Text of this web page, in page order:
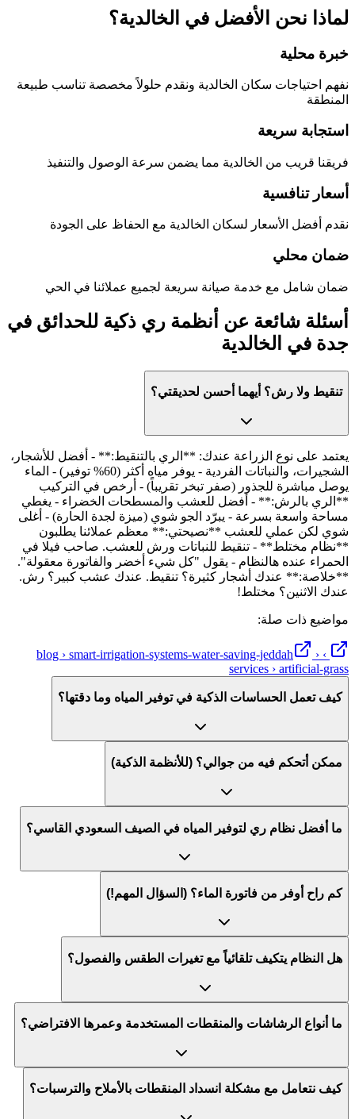
لماذا نحن الأفضل في الخالدية؟
خبرة محلية
نفهم احتياجات سكان الخالدية ونقدم حلولاً مخصصة تناسب طبيعة
المنطقة
استجابة سريعة
فريقنا قريب من الخالدية مما يضمن سرعة الوصول والتنفيذ
أسعار تنافسية
نقدم أفضل الأسعار لسكان الخالدية مع الحفاظ على الجودة
ضمان محلي
ضمان شامل مع خدمة صيانة سريعة لجميع عملائنا في الحي
أسئلة شائعة عن أنظمة ري ذكية للحدائق في
جدة في الخالدية
تنقيط ولا رش؟ أيهما أحسن لحديقتي؟
يعتمد على نوع الزراعة عندك: **الري بالتنقيط:** - أفضل للأشجار،
الشجيرات، والنباتات الفردية - يوفر مياه أكثر (60% توفير) - الماء
يوصل مباشرة للجذور (صفر تبخر تقريباً) - أرخص في التركيب
**الري بالرش:** - أفضل للعشب والمسطحات الخضراء - يغطي
مساحة واسعة بسرعة - يبرّد الجو شوي (ميزة لجدة الحارة) - أغلى
شوي لكن عملي للعشب **نصيحتي:** معظم عملائنا يطلبون
**نظام مختلط** - تنقيط للنباتات ورش للعشب. صاحب فيلا في
الحمراء عنده هالنظام - يقول "كل شيء أخضر والفاتورة معقولة".
**خلاصة:** عندك أشجار كثيرة؟ تنقيط. عندك عشب كبير؟ رش.
عندك الاثنين؟ مختلط!
مواضيع ذات صلة:
› blog › smart-irrigation-systems-water-saving-jeddah
›
services › artificial-grass
كيف تعمل الحساسات الذكية في توفير المياه وما دقتها؟
ممكن أتحكم فيه من جوالي؟ (للأنظمة الذكية)
ما أفضل نظام ري لتوفير المياه في الصيف السعودي القاسي؟
كم راح أوفر من فاتورة الماء؟ (السؤال المهم!)
هل النظام يتكيف تلقائياً مع تغيرات الطقس والفصول؟
ما أنواع الرشاشات والمنقطات المستخدمة وعمرها الافتراضي؟
كيف نتعامل مع مشكلة انسداد المنقطات بالأملاح والترسبات؟